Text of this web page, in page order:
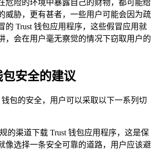
危险的环境中暴露自己的财物，都可能给
威胁，更有甚者，一些用户可能会因为疏
的 Trust 钱包应用程序，这些假冒应用就
，会在用户毫无察觉的情况下窃取用户的
安全的建议
钱包的安全，用户可以采取以下一系列切
的渠道下载 Trust 钱包应用程序，这是保
像选择一条安全可靠的道路，用户应该避